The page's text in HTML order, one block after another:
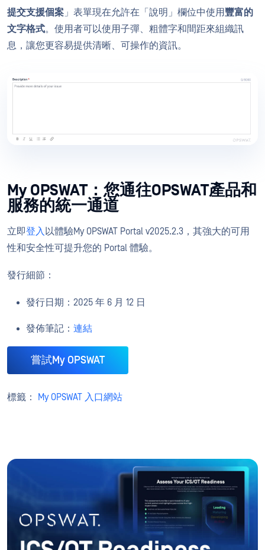
提交支援個案 」表單現在允許在「說明」欄位中使用 豐富的
文字格式。使用者可以使用子彈、粗體字和間距來組織訊
息，讓您更容易提供清晰、可操作的資訊。
My OPSWAT：您通往OPSWAT產品和
服務的統一通道
立即登入以體驗My OPSWAT Portal v2025.2.3，其強大的可用
性和安全性可提升您的 Portal 體驗。
發行細節：
發行日期：2025 年 6 月 12 日
發佈筆記： 連結
嘗試My OPSWAT
標籤： My OPSWAT 入口網站